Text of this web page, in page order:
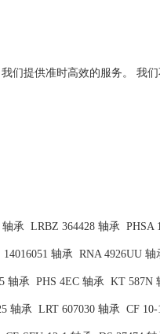
们提供准时高效的服务。 我
轴承 LRBZ 364428 轴承 PHSA
14016051 轴承 RNA 4926UU 轴
轴承 PHS 4EC 轴承 KT 587N
轴承 LRT 607030 轴承 CF